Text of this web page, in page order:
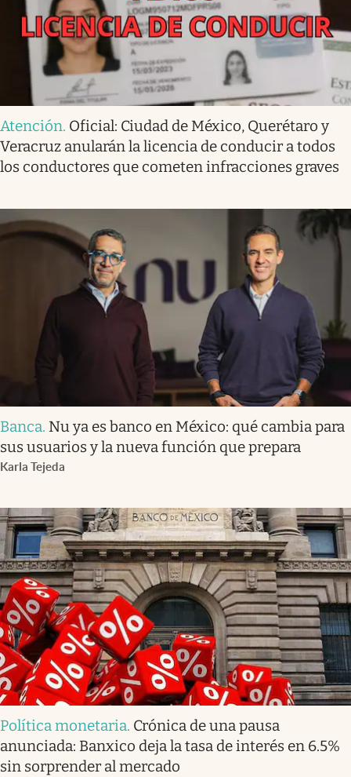
Atención. Oficial: Ciudad de México, Querétaro y
Veracruz anularán la licencia de conducir a todos
los conductores que cometen infracciones graves
Banca. Nu ya es banco en México: qué cambia para
sus usuarios y la nueva función que prepara
Karla Tejeda
Política monetaria. Crónica de una pausa
anunciada: Banxico deja la tasa de interés en 6.5%
sin sorprender al mercado